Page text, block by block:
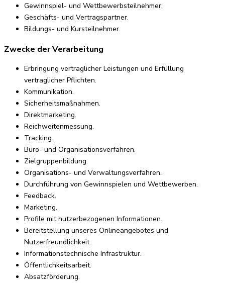
Gewinnspiel- und Wettbewerbsteilnehmer.
Geschäfts- und Vertragspartner.
Bildungs- und Kursteilnehmer.
Zwecke der Verarbeitung
Erbringung vertraglicher Leistungen und Erfüllung
vertraglicher Pflichten.
Kommunikation.
Sicherheitsmaßnahmen.
Direktmarketing.
Reichweitenmessung.
Tracking.
Büro- und Organisationsverfahren.
Zielgruppenbildung.
Organisations- und Verwaltungsverfahren.
Durchführung von Gewinnspielen und Wettbewerben.
Feedback.
Marketing.
Profile mit nutzerbezogenen Informationen.
Bereitstellung unseres Onlineangebotes und
Nutzerfreundlichkeit.
Informationstechnische Infrastruktur.
Öffentlichkeitsarbeit.
Absatzförderung.